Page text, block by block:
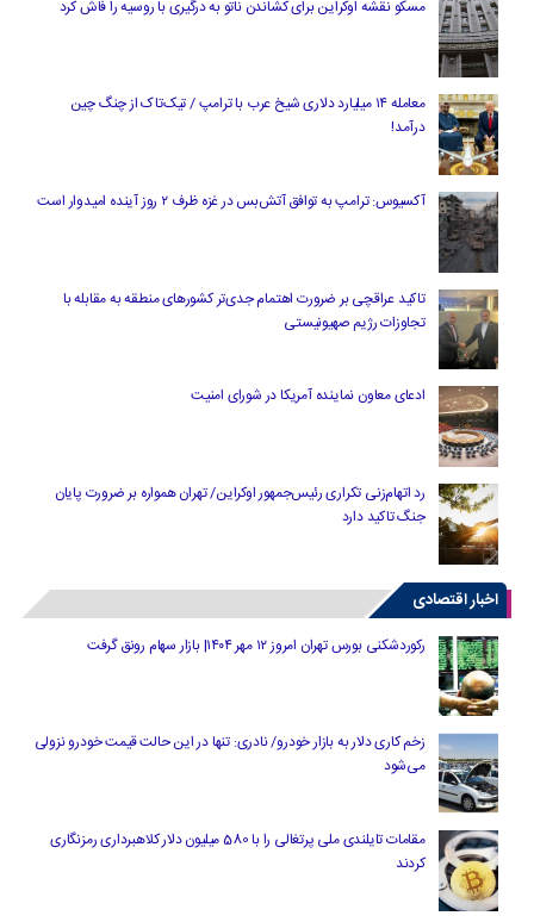
مسکو نقشه اوکراین برای کشاندن ناتو به درگیری با روسیه را فاش کرد
معامله ۱۴ میلیارد دلاری شیخ عرب با ترامپ / تیک‌تاک از چنگ چین
درآمد!
آکسیوس: ترامپ به توافق آتش‌بس در غزه ظرف ۲ روز آینده امیدوار است
تاکید عراقچی بر ضرورت اهتمام جدی‌تر کشورهای منطقه به مقابله با
تجاوزات رژیم صهیونیستی
ادعای معاون نماینده آمریکا در شورای امنیت
رد اتهام‌زنی تکراری رئیس‌جمهور اوکراین/ تهران همواره بر ضرورت پایان
جنگ تاکید دارد
اخبار اقتصادی
رکوردشکنی بورس تهران امروز ۱۲ مهر ۱۴۰۴| بازار سهام رونق گرفت
زخم کاری دلار به بازار خودرو/ نادری: تنها در این حالت قیمت خودرو نزولی
می‌شود
مقامات تایلندی ملی پرتغالی را با 580 میلیون دلار کلاهبرداری رمزنگاری
کردند